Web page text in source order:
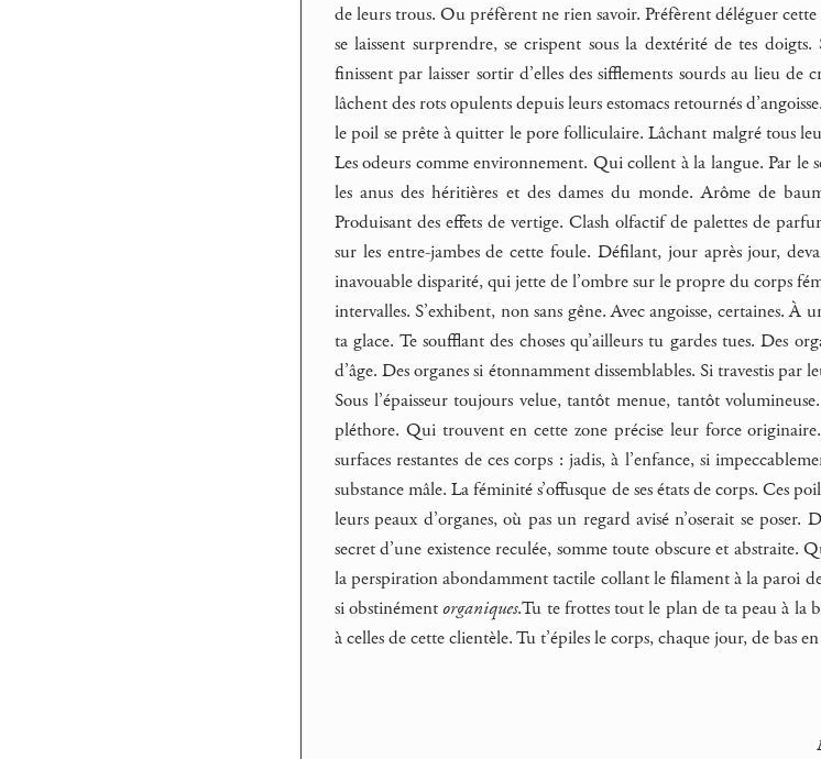
de leurs trous. Ou préfèrent ne rien savoir. Préfèrent déléguer
se laissent surprendre, se crispent sous la dextérité de tes
finissent par laisser sortir d’elles des sifflements sourds au lieu
lâchent des rots opulents depuis leurs estomacs retournés
le poil se prête à quitter le pore folliculaire. Lâchant malgré tous
Les odeurs comme environnement. Qui collent à la langue. Par le
les anus des héritières et des dames du monde. Arôme de
Produisant des effets de vertige. Clash olfactif de palettes de
sur les entre-jambes de cette foule. Défilant, jour après jour,
inavouable disparité, qui jette de l’ombre sur le propre du corps
intervalles. S’exhibent, non sans gêne. Avec angoisse, certaines.
ta glace. Te soufflant des choses qu’ailleurs tu gardes tues. Des
d’âge. Des organes si étonnamment dissemblables. Si travestis
Sous l’épaisseur toujours velue, tantôt menue, tantôt
pléthore. Qui trouvent en cette zone précise leur force
surfaces restantes de ces corps : jadis, à l’enfance, si
substance mâle. La féminité s’offusque de ses états de corps. Ces
leurs peaux d’organes, où pas un regard avisé n’oserait se
secret d’une existence reculée, somme toute obscure et
la perspiration abondamment tactile collant le filament à la paroi
si obstinémentorganiques.Tu te frottes tout le plan de ta peau à la
à celles de cette clientèle. Tu t’épiles le corps, chaque jour, de bas